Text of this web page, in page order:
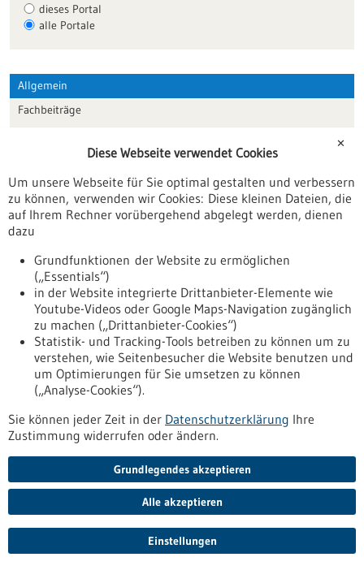
dieses Portal
alle Portale
Allgemein
Fachbeiträge
Veranstaltungen
Erscheinungsdatum
Nach oben
Informiert bleiben
Newsletter abonnieren
✕
Diese Webseite verwendet Cookies
Um unsere Webseite für Sie optimal gestalten und verbessern
zu können, verwenden wir Cookies: Diese kleinen Dateien, die
auf Ihrem Rechner vorübergehend abgelegt werden, dienen
dazu
Grundfunktionen der Website zu ermöglichen
(„Essentials“)
in der Website integrierte Drittanbieter-Elemente wie
Youtube-Videos oder Google Maps-Navigation zugänglich
zu machen („Drittanbieter-Cookies“)
Statistik- und Tracking-Tools betreiben zu können um zu
verstehen, wie Seitenbesucher die Website benutzen und
um Optimierungen für Sie umsetzen zu können
(„Analyse-Cookies“).
Sie können jeder Zeit in der Datenschutzerklärung Ihre
Zustimmung widerrufen oder ändern.
Grundlegendes akzeptieren
Alle akzeptieren
Einstellungen